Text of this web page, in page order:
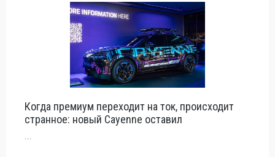
Когда премиум переходит на ток, происходит
странное: новый Cayenne оставил
...